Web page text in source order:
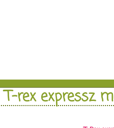
T-rex expressz